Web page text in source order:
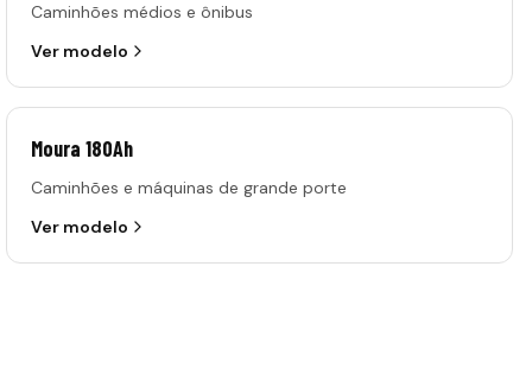
Caminhões médios e ônibus
Ver modelo
Moura 180Ah
Caminhões e máquinas de grande porte
Ver modelo